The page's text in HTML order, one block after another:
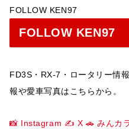
FOLLOW KEN97
FOLLOW KEN97
FD3S・RX-7・ロータリー情
報や愛車写真はこちらから。
📸 Instagram ✍️ X 🚗 みんカ